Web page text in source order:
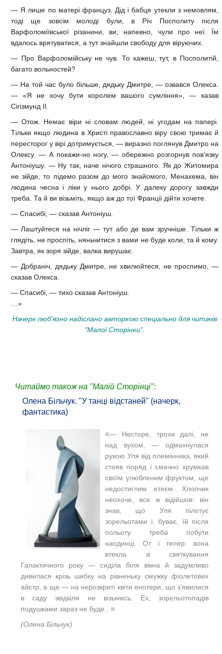
— Я лише по матері француз. Дід і бабця утекли з немовлям,
тоді ще зовсім молоді були, в Річ Посполиту після
Варфоломіївської різанини, ви, напевно, чули про неї. Їм
вдалось врятуватися, а тут знайшли свободу для віруючих.
— Про Варфоломійську не чув. То кажеш, тут, в Посполитій,
багато вольностей?
— На той час було більше, дядьку Дмитре, — озвався Олекса.
— «Я не хочу бути королем вашого сумління», — казав
Сігізмунд II.
— Отож. Немає віри ні словам людей, ні угодам на папері.
Тільки якщо людина в Христі православно віру свою тримає й
пересторог у вірі дотримується, — виразно поглянув Дмитро на
Олексу. — А покажи-но ногу, — обережно розгорнув пов’язку
Антоніушу. — Ну так, наче нічого страшного. Як до Житомира
не зійде, то підемо разом до мого знайомого, Менахема, він
людина чесна і ліки у нього добрі. У далеку дорогу завжди
треба. Та й ви візьміть, якщо аж до тої Франції дійти хочете.
— Спасибі, — сказав Антоніуш.
— Лаштуйтеся на нічліг — тут або де вам зручніше. Тільки ж
глядіть, не проспіть, няньчитися з вами не буде коли, та й кому.
Завтра, як зоря зійде, валка вирушає.
— Добраніч, дядьку Дмитре, не хвилюйтеся, не проспимо, —
сказав Олекса.
— Спасибі, — тихо сказав Антоніуш.
…»
Начерк люб'язно надіслано авторкою спеціально для читачів
"Малої Сторінки".
Читаймо також на "Малій Сторінці":
Олена Більчук. "У танці відстаней" (начерк,
фантастика)
«— Несторе, трохи далі, не
над вухом, — одмахнулася
рукою Уля від племінника, який
стояв поряд і смачно хрумкав
своїм улюбленим фруктом, ще
недостиглим етеєм. Хлопчик
неохоче, все ж відійшов: він
знав, що Уля пілотує
зорельотами і, буває, їй після
польоту треба побути
наодинці. От і тепер: вона
втекла зі святкування
Галактичного року — сиділа біля вікна й задумливо
дивилася крізь шибку на рівненьку смужку фіолетових
айстр, а ще — на нерозкриті квіти енотери, що з’явилися
в саду звідкіля не візьмись. Ех, зорельотопадів
подушками зараз не буде... »
(Олена Більчук)